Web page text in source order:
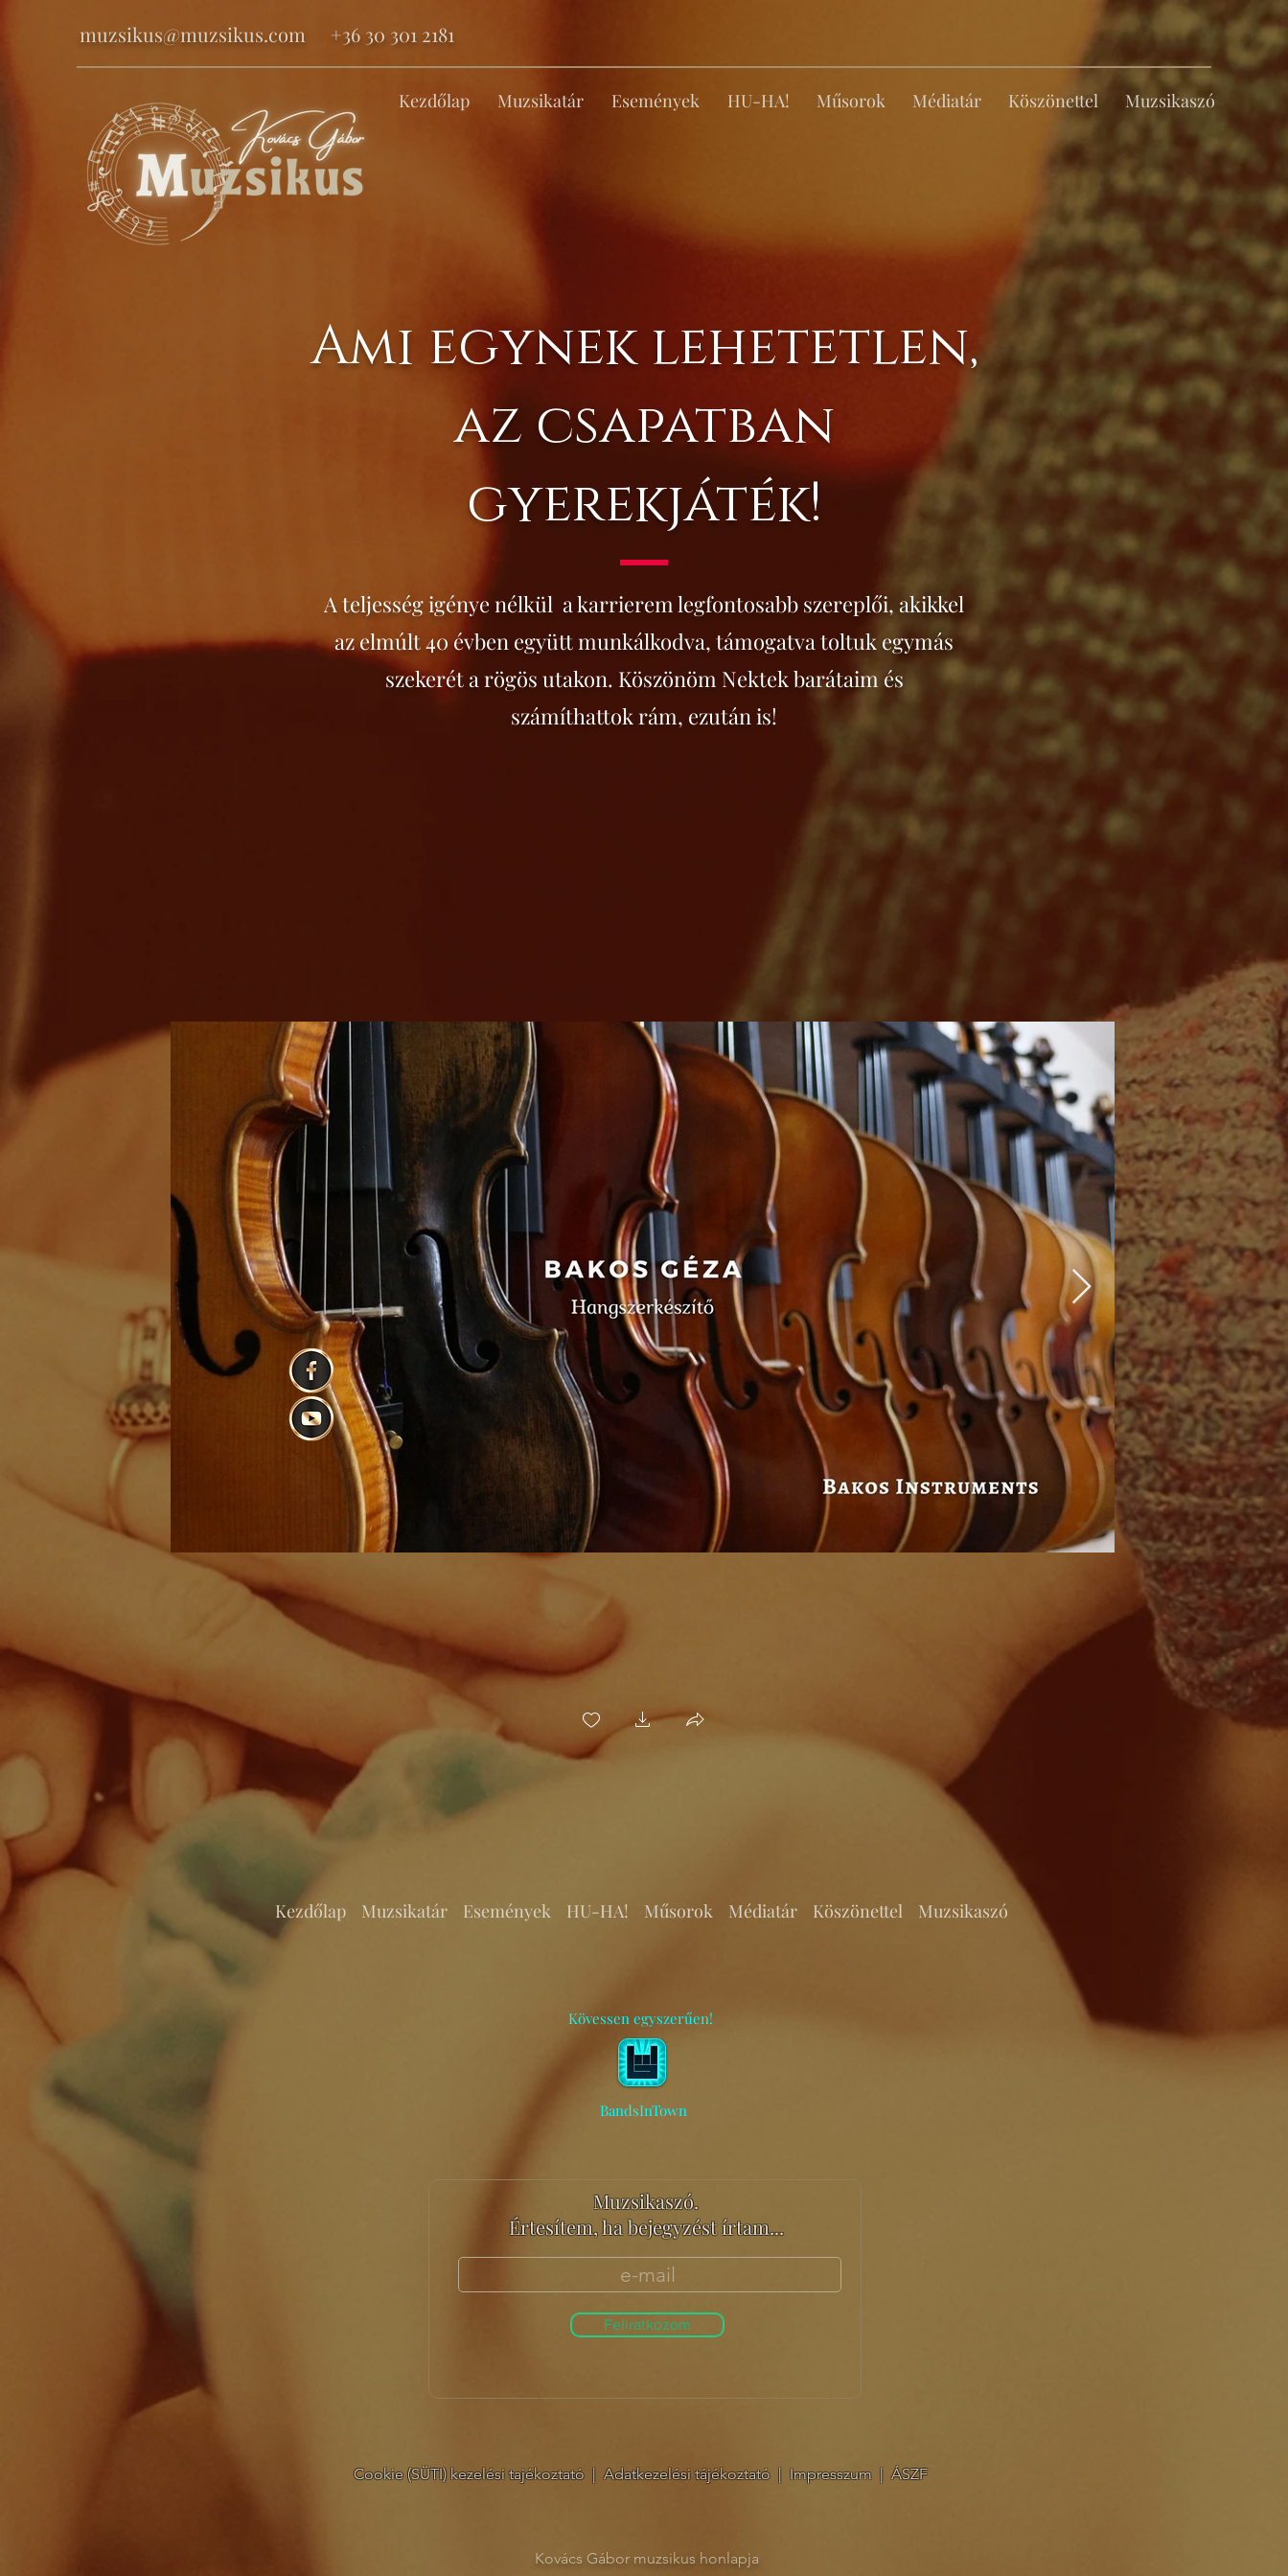
muzsikus@muzsikus.com +36 30 301 2181
Kezdőlap Muzsikatár Események HU-HA! Műsorok Médiatár Köszönettel Muzsikaszó
Ami egynek lehetetlen,
az csapatban
gyerekjáték!
A teljesség igénye nélkül a karrierem legfontosabb szereplői, akikkel
az elmúlt 40 évben együtt munkálkodva, támogatva toltuk egymás
szekerét a rögös utakon. Köszönöm Nektek barátaim és
számíthattok rám, ezután is!
Kezdőlap Muzsikatár Események HU-HA! Műsorok Médiatár Köszönettel Muzsikaszó
Kövessen egyszerűen!
BandsInTown
Muzsikaszó.
Értesítem, ha bejegyzést írtam...
Feliratkozom
Cookie (SÜTI) kezelési tajékoztató |Adatkezelési tájékoztató | Impresszum |ÁSZF
Kovács Gábor muzsikus honlapja